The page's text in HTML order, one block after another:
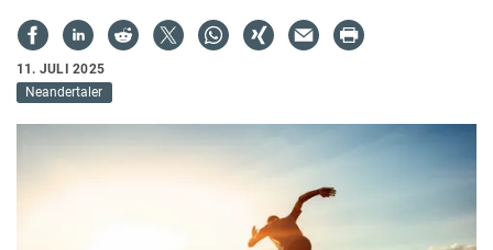
11. JULI 2025
Neandertaler